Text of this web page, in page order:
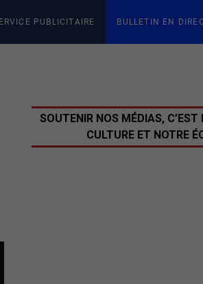
PUBLICITAIRE BULLETIN EN
SOUTENIR NOS MÉDIAS, C’EST
CULTURE ET NOTRE